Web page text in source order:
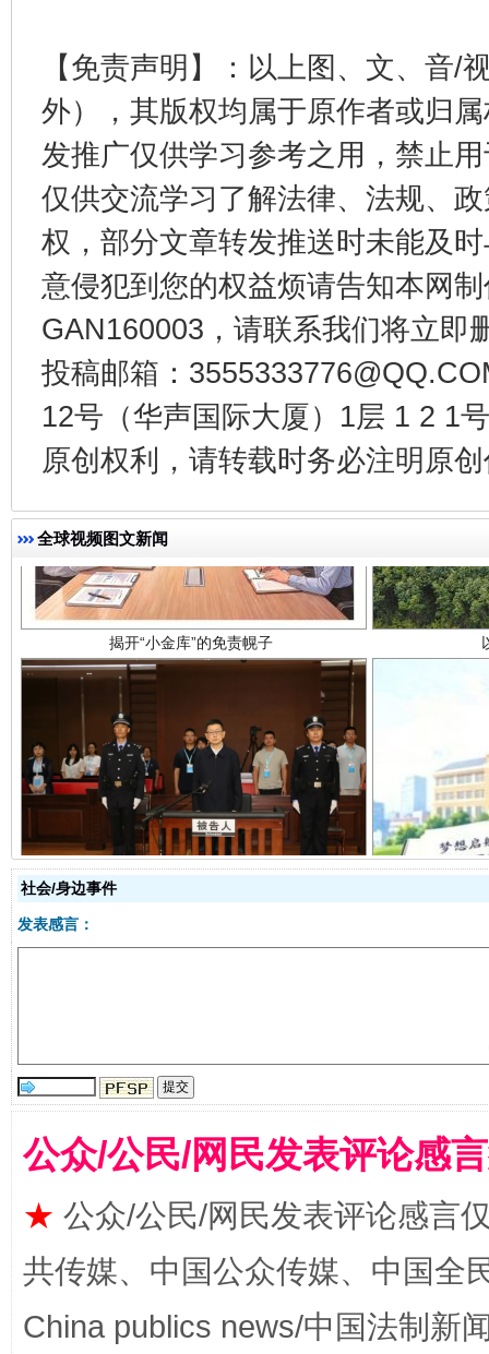
【免责声明】：以上图、文、音/
外），其版权均属于原作者或归
发推广仅供学习参考之用，禁止
仅供交流学习了解法律、法规、
权，部分文章转发推送时未能及
意侵犯到您的权益烦请告知本网
GAN160003，请联系我们将立即
投稿邮箱：
12号（华声国际大厦）1层 1 2 1
原创权利，请转载时务必注明原
全球视频图文新闻
千年窑火 生生不息 一
揭开“小金库”的免责幌子
受贿1.44亿！段成刚被判无期 从幼
全民健身五年计划来了！等你上场
社会/身边事件
发表感言：
公众/公民/网民发表评论感
★ 公众/公民/网民发表评论感言
共传媒、中国公众传媒、中国全
China publics news/中国法制新